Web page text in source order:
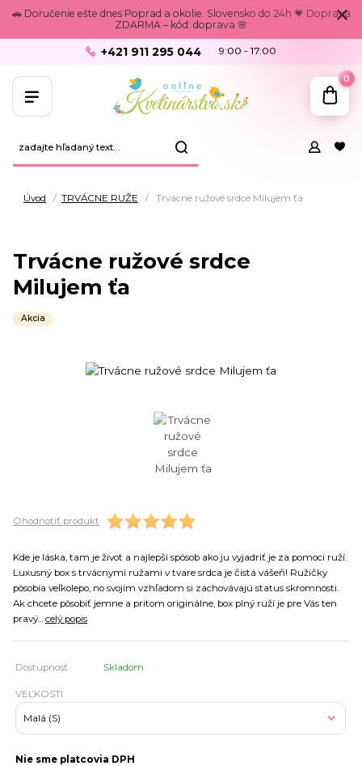
🚗 Doručenie ešte dnes Poprad a okolie. Slovensko do 24h 💗 Doprava
ZDARMA – kód: doprava 🌸
+421 911 295 044 9:00 - 17:00
0
Úvod TRVÁCNE RUŽE Trvácne ružové srdce Milujem ťa
Trvácne ružové srdce
Milujem ťa
Akcia
Ohodnotiť produkt
Kde je láska, tam je život a najlepší spôsob ako ju vyjadriť je za pomoci ruží.
Luxusný box s trvácnymi ružami v tvare srdca je čistá vášeň! Ružičky
pôsobia veľkolepo, no svojím vzhľadom si zachovávajú status skromnosti.
Ak chcete pôsobiť jemne a pritom originálne, box plný ruží je pre Vás ten
pravý... celý popis
Dostupnosť Skladom
VEĽKOSTI
Nie sme platcovia DPH